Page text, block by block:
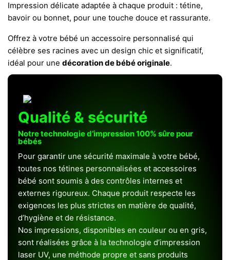
Impression délicate adaptée à chaque produit : tétine,
bavoir ou bonnet, pour une touche douce et rassurante.
Offrez à votre bébé un accessoire personnalisé qui
célèbre ses racines avec un design chic et significatif,
idéal pour une décoration de bébé originale.
Qualité & sécurité
Notre technologie d’impression 100% sûre pour
bébés
Pour garantir une sécurité maximale à votre bébé,
toutes nos tétines personnalisées et accessoires
bébé sont soumis à des contrôles internes et
externes rigoureux. Chaque produit respecte les
exigences les plus strictes en matière de qualité,
d’hygiène et de résistance.
Nos impressions, disponibles en couleur ou en gris,
sont réalisées grâce à la technologie d’impression
laser UV, une méthode propre et sans produits